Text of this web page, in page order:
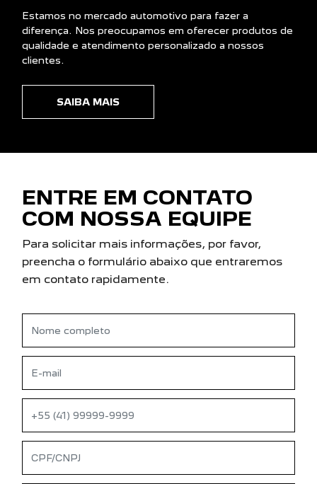
Estamos no mercado automotivo para fazer a
diferença. Nos preocupamos em oferecer produtos de
qualidade e atendimento personalizado a nossos
clientes.
SAIBA MAIS
ENTRE EM CONTATO
COM NOSSA EQUIPE
Para solicitar mais informações, por favor,
preencha o formulário abaixo que entraremos
em contato rapidamente.